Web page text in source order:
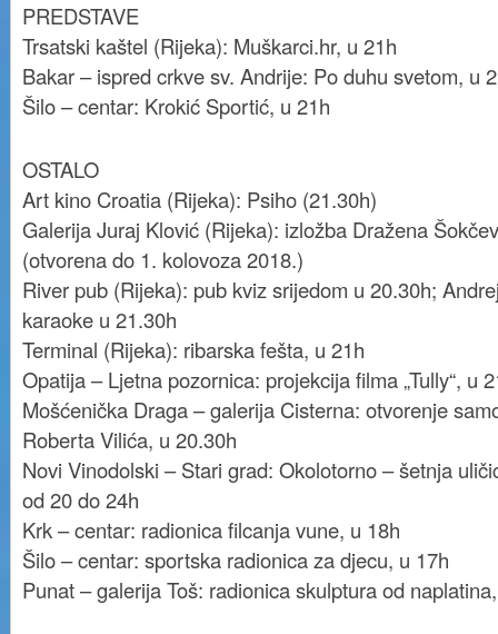
PREDSTAVE
Trsatski kaštel (Rijeka): Muškarci.hr, u 21h
Bakar – ispred crkve sv. Andrije: Po duhu svetom, u
Šilo – centar: Krokić Sportić, u 21h
OSTALO
Art kino Croatia (Rijeka): Psiho (21.30h)
Galerija Juraj Klović (Rijeka): izložba Dražena
(otvorena do 1. kolovoza 2018.)
River pub (Rijeka): pub kviz srijedom u 20.30h;
karaoke u 21.30h
Terminal (Rijeka): ribarska fešta, u 21h
Opatija – Ljetna pozornica: projekcija filma „Tully“, u
Mošćenička Draga – galerija Cisterna: otvorenje
Roberta Vilića, u 20.30h
Novi Vinodolski – Stari grad: Okolotorno – šetnja
od 20 do 24h
Krk – centar: radionica filcanja vune, u 18h
Šilo – centar: sportska radionica za djecu, u 17h
Punat – galerija Toš: radionica skulptura od